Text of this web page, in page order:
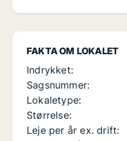
FAKTA OM LOKALET
Indrykket:
Sagsnummer:
Lokaletype:
Størrelse:
Leje per år ex. drift: